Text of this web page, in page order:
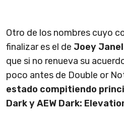
Otro de los nombres cuyo
finalizar es el de Joey
que si no renueva su
poco antes de Double or
estado compitiendo
Dark y AEW Dark: